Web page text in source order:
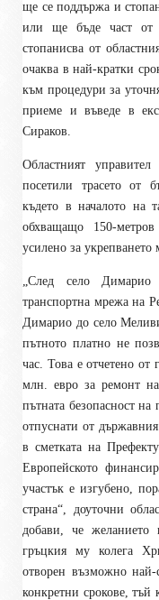
ще се поддържа и
или ще бъде част от
стопанисва от
очаква в най-кратки
към процедури за
приеме и въведе в
Сираков.
Областният
посетили трасето от
където в началото на
обхващащо 150-
усилено за укрепването
„След село
транспортна мрежа на
Димарио до село
пътното платно не
час. Това е отчетено
млн. евро за ремонт
пътната безопасност
отпуснати от
в сметката на
Европейското
участък е изгубено,
страна“, доуточни
добави, че
гръцкия му колега
отворен възможно
конкретни срокове, тъй